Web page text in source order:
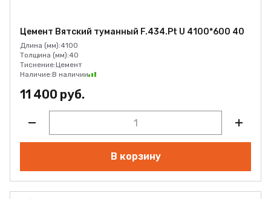
Цемент Вятский туманный F.434.Pt U 4100*600 40
Длина (мм):4100
Толщина (мм):40
Тиснение:Цемент
Наличие:В наличии
11 400 руб.
В корзину